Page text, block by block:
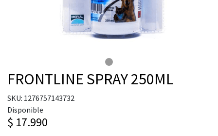
FRONTLINE SPRAY 250ML
SKU: 1276757143732
Disponible
$ 17.990